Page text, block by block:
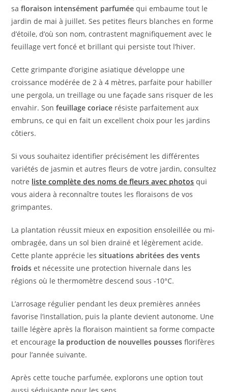
safloraison intensément parfumée qui embaume tout le
jardin de mai à juillet. Ses petites fleurs blanches en forme
d’étoile, d’où son nom, contrastent magnifiquement avec le
feuillage vert foncé et brillant qui persiste tout l’hiver.
Cette grimpante d’origine asiatique développe une
croissance modérée de 2 à 4 mètres, parfaite pour habiller
une pergola, un treillage ou une façade sans risquer de les
envahir. Sonfeuillage coriace résiste parfaitement aux
embruns, ce qui en fait un excellent choix pour les jardins
côtiers.
Si vous souhaitez identifier précisément les différentes
variétés de jasmin et autres fleurs de votre jardin, consultez
notre liste complète des noms de fleurs avec photos qui
vous aidera à reconnaître toutes les floraisons de vos
grimpantes.
La plantation réussit mieux en exposition ensoleillée ou mi-
ombragée, dans un sol bien drainé et légèrement acide.
Cette plante apprécie lessituations abritées des vents
froids et nécessite une protection hivernale dans les
régions où le thermomètre descend sous -10°C.
L’arrosage régulier pendant les deux premières années
favorise l’installation, puis la plante devient autonome. Une
taille légère après la floraison maintient sa forme compacte
et encourage la production de nouvelles pousses florifères
pour l’année suivante.
Après cette touche parfumée, explorons une option tout